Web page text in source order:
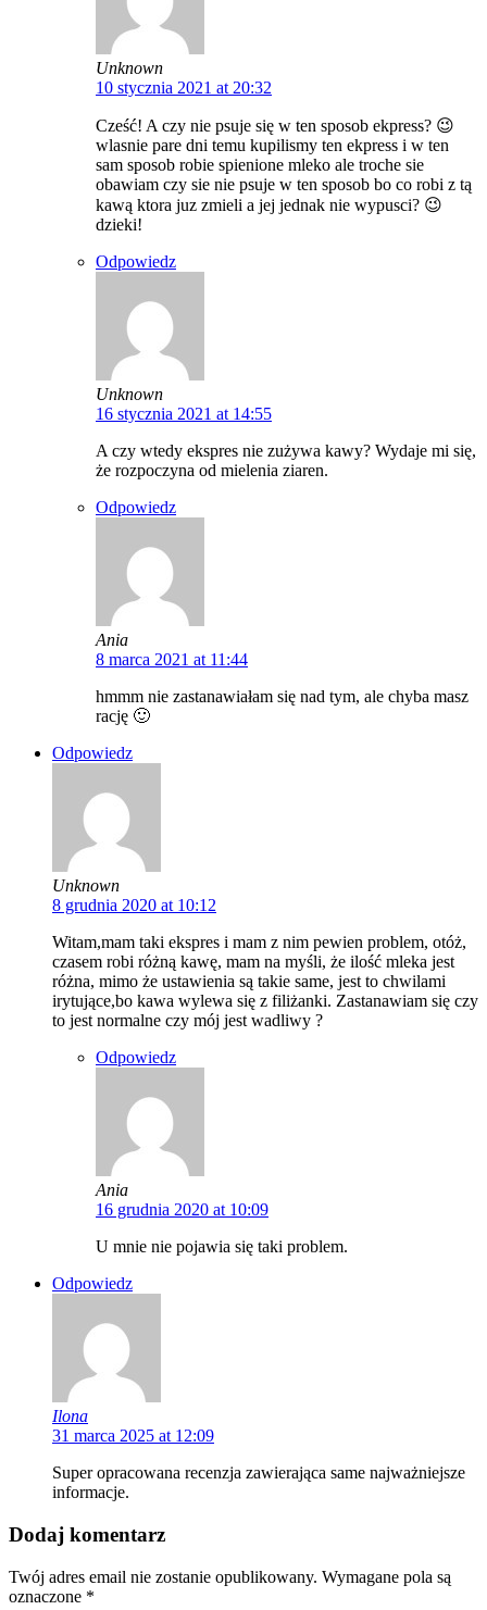
Unknown
10 stycznia 2021 at 20:32
Cześć! A czy nie psuje się w ten sposob ekpress? 😉
wlasnie pare dni temu kupilismy ten ekpress i w ten
sam sposob robie spienione mleko ale troche sie
obawiam czy sie nie psuje w ten sposob bo co robi z tą
kawą ktora juz zmieli a jej jednak nie wypusci? 😉
dzieki!
Odpowiedz
Unknown
16 stycznia 2021 at 14:55
A czy wtedy ekspres nie zużywa kawy? Wydaje mi się,
że rozpoczyna od mielenia ziaren.
Odpowiedz
Ania
8 marca 2021 at 11:44
hmmm nie zastanawiałam się nad tym, ale chyba masz
rację 🙂
Odpowiedz
Unknown
8 grudnia 2020 at 10:12
Witam,mam taki ekspres i mam z nim pewien problem, otóż,
czasem robi różną kawę, mam na myśli, że ilość mleka jest
różna, mimo że ustawienia są takie same, jest to chwilami
irytujące,bo kawa wylewa się z filiżanki. Zastanawiam się czy
to jest normalne czy mój jest wadliwy ?
Odpowiedz
Ania
16 grudnia 2020 at 10:09
U mnie nie pojawia się taki problem.
Odpowiedz
Ilona
31 marca 2025 at 12:09
Super opracowana recenzja zawierająca same najważniejsze
informacje.
Dodaj komentarz
Twój adres email nie zostanie opublikowany. Wymagane pola są
oznaczone *